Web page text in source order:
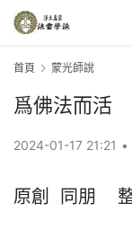
首頁 蒙光師說
爲佛法而活
2024-01-17 21:21 •
原創  同朋